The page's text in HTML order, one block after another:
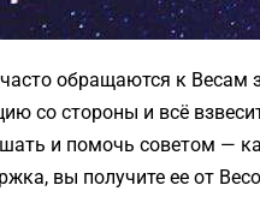
обращаются к Весам
со стороны и всё
и помочь советом —
вы получите ее от